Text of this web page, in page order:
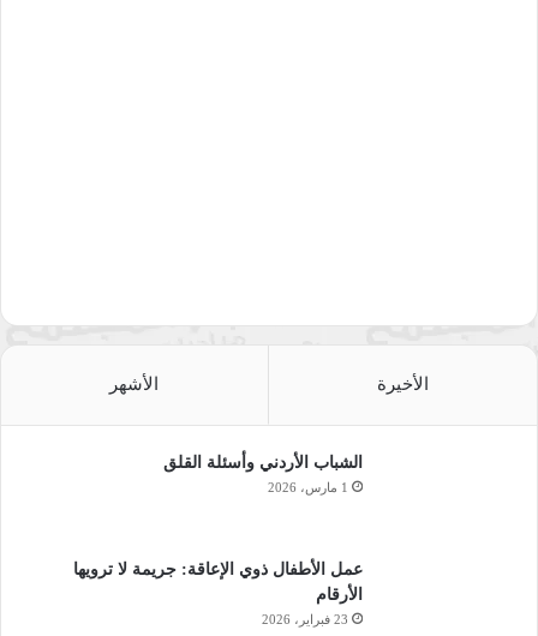
الأخيرة الأشهر
الشباب الأردني وأسئلة القلق
1 مارس، 2026
عمل الأطفال ذوي الإعاقة: جريمة لا ترويها
الأرقام
23 فبراير، 2026